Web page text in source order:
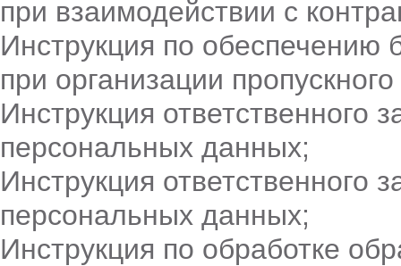
при взаимодействии с
Инструкция по обеспечению
при организации
Инструкция ответственного
персональных данных;
Инструкция ответственного
персональных данных;
Инструкция по обработке